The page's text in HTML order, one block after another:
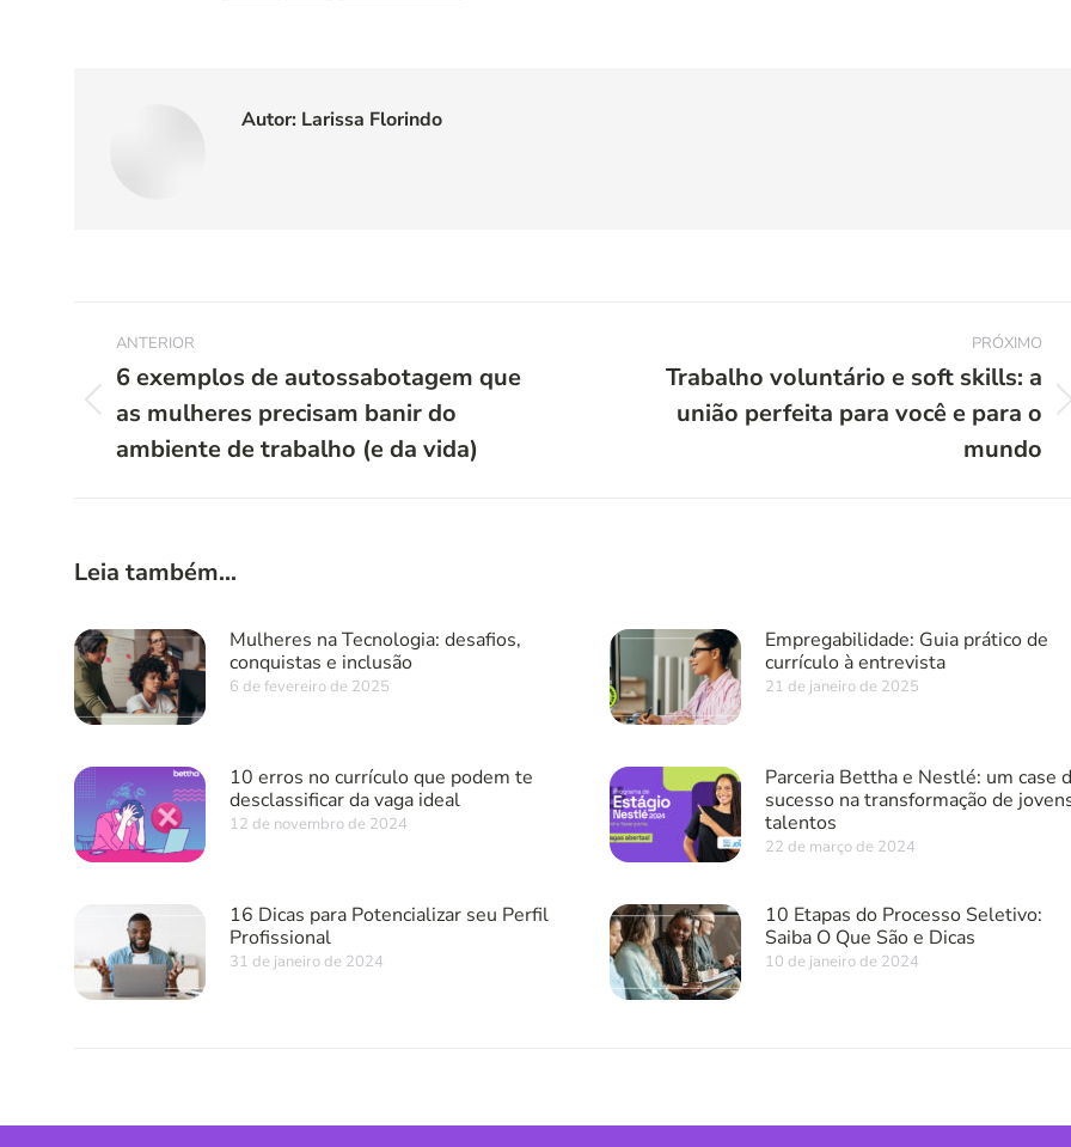
Autor: Larissa Florindo
Navegação
de
post:
ANTERIOR
Post
anterior:
6 exemplos de autossabotagem que
as mulheres precisam banir do
ambiente de trabalho (e da vida)
PRÓXIMO
Próximo
Trabalho voluntário e soft skills: a
união perfeita para você e para o
mundo
Leia também...
Mulheres na Tecnologia: desafios,
conquistas e inclusão
6 de fevereiro de 2025
Empregabilidade: Guia prático de
currículo à entrevista
21 de janeiro de 2025
10 erros no currículo que podem te
desclassificar da vaga ideal
12 de novembro de 2024
Parceria Bettha e Nestlé: um case
sucesso na transformação de
talentos
22 de março de 2024
16 Dicas para Potencializar seu Perfil
Profissional
31 de janeiro de 2024
10 Etapas do Processo Seletivo:
Saiba O Que São e Dicas
10 de janeiro de 2024